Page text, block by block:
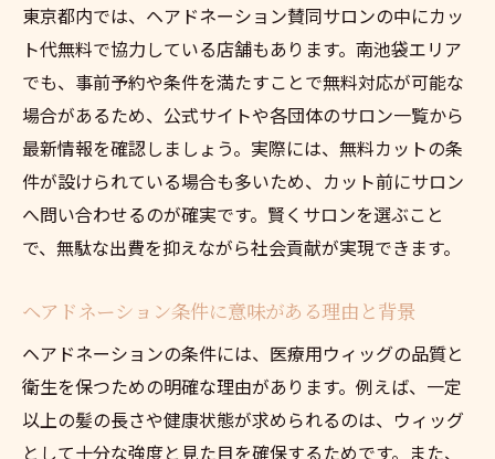
費用を抑えるヘアドネーション事前チェッ
ク
ヘアドネーションの送り先と手続きの流れ
髪の寄付に必要な書類や記入方法を解説
寄付後のヘアスタイルも楽しめる方法とは
ヘアドネーション後のおすすめヘアスタイ
ル特集
寄付後に人気のヘアスタイル相談ポイント
ヘアドネーション体験後のアフターケア方
法
新しい髪型で気分が変わるヘアドネーショ
東京都内では、ヘアドネーション賛同サロンの中にカッ
ト代無料で協力している店舗もあります。南池袋エリア
でも、事前予約や条件を満たすことで無料対応が可能な
場合があるため、公式サイトや各団体のサロン一覧から
最新情報を確認しましょう。実際には、無料カットの条
件が設けられている場合も多いため、カット前にサロン
へ問い合わせるのが確実です。賢くサロンを選ぶこと
で、無駄な出費を抑えながら社会貢献が実現できます。
ヘアドネーション条件に意味がある理由と背景
ヘアドネーションの条件には、医療用ウィッグの品質と
衛生を保つための明確な理由があります。例えば、一定
以上の髪の長さや健康状態が求められるのは、ウィッグ
として十分な強度と見た目を確保するためです。また、